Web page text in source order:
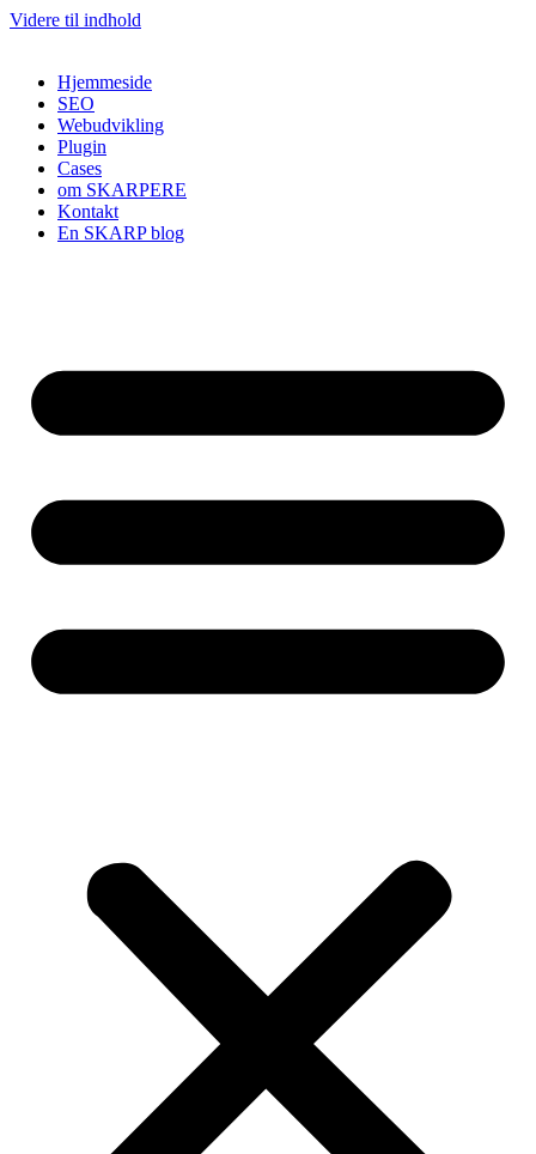
Videre til indhold
Hjemmeside
SEO
Webudvikling
Plugin
Cases
om SKARPERE
Kontakt
En SKARP blog